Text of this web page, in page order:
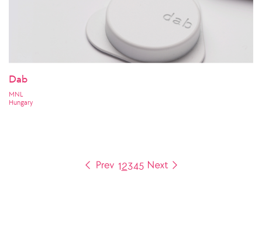
Dab
MNL
Hungary
12345